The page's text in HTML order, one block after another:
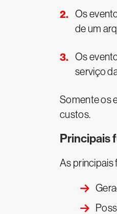
Os
de um
Os
serviço
Somente os
custos.
Principais
As principais